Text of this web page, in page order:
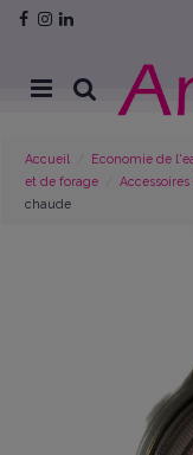
Accueil
Economie de
et de forage
chaude